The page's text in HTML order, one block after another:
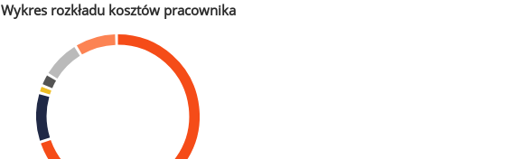
Wykres rozkładu kosztów pracownika